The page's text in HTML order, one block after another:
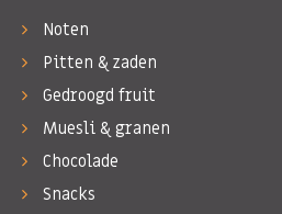
Noten
Pitten & zaden
Gedroogd fruit
Muesli & granen
Chocolade
Snacks